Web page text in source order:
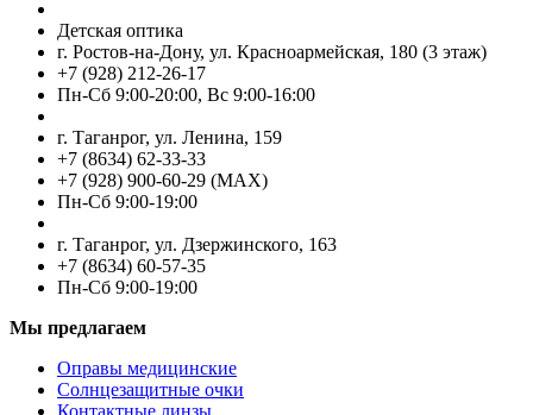
Детская оптика
г. Ростов-на-Дону, ул. Красноармейская, 180 (3 этаж)
+7 (928) 212-26-17
Пн-Cб 9:00-20:00, Вс 9:00-16:00
г. Таганрог, ул. Ленина, 159
+7 (8634) 62-33-33
+7 (928) 900-60-29 (MAX)
Пн-Cб 9:00-19:00
г. Таганрог, ул. Дзержинского, 163
+7 (8634) 60-57-35
Пн-Сб 9:00-19:00
Мы предлагаем
Оправы медицинские
Солнцезащитные очки
Контактные линзы